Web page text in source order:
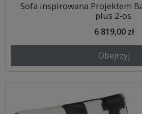
Sofa inspirowana Projektem
plus 2-os.
6 819,00 zł
Obejrzyj